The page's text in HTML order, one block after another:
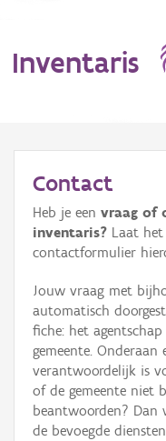
Inventaris
Erfgoedobject
Aanduidingsobject
Waarneming
Thema
Gebeurtenis
Persoon of collectief
Contact
Heb je een vraag of
inventaris? Laat
contactformulier
Jouw vraag met
automatisch
fiche: het
gemeente. Onderaan
verantwoordelijk is
of de gemeente niet
beantwoorden? Dan
de bevoegde